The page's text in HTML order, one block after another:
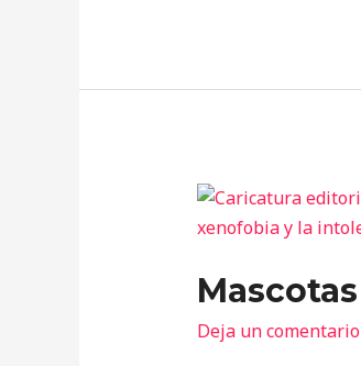
Mascotas
Deja un comentario
Mascotas